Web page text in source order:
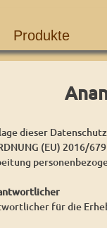
Produkte
dieser
(EU) 2016/
für die